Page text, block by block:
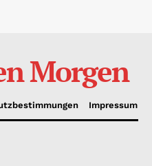
Morgen
Impressum